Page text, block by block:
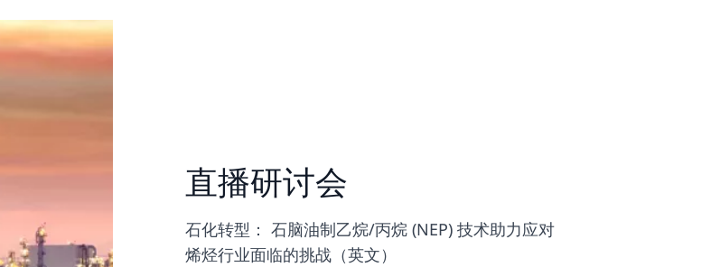
直播研讨会
石化转型： 石脑油制乙烷/丙烷 (NEP) 技术助力应对
烯烃行业面临的挑战（英文）